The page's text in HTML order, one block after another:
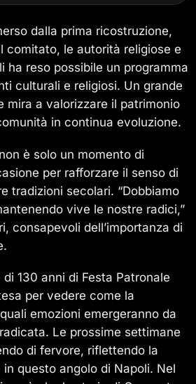
dalla prima ricostruzione,
comitato, le autorità religiose e
ha reso possibile un programma
culturali e religiosi. Un grande
mira a valorizzare il patrimonio
in continua evoluzione.
è solo un momento di
per rafforzare il senso di
tradizioni secolari. “Dobbiamo
vive le nostre radici,”
consapevoli dell’importanza di
130 anni di Festa Patronale
per vedere come la
emozioni emergeranno da
Le prossime settimane
di fervore, riflettendo la
questo angolo di Napoli. Nel